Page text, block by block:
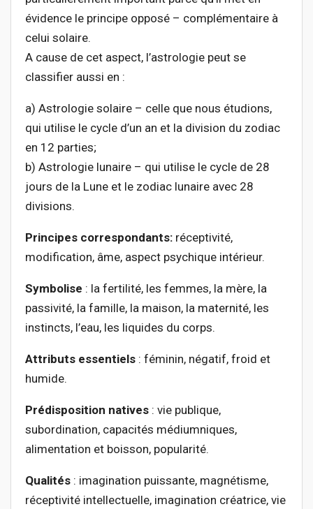
évidence le principe opposé – complémentaire à
celui solaire.
A cause de cet aspect, l’astrologie peut se
classifier aussi en :
a) Astrologie solaire – celle que nous étudions,
qui utilise le cycle d’un an et la division du zodiac
en 12 parties;
b) Astrologie lunaire – qui utilise le cycle de 28
jours de la Lune et le zodiac lunaire avec 28
divisions.
Principes correspondants: réceptivité,
modification, âme, aspect psychique intérieur.
Symbolise : la fertilité, les femmes, la mère, la
passivité, la famille, la maison, la maternité, les
instincts, l’eau, les liquides du corps.
Attributs essentiels : féminin, négatif, froid et
humide.
Prédisposition natives : vie publique,
subordination, capacités médiumniques,
alimentation et boisson, popularité.
Qualités : imagination puissante, magnétisme,
réceptivité intellectuelle, imagination créatrice, vie